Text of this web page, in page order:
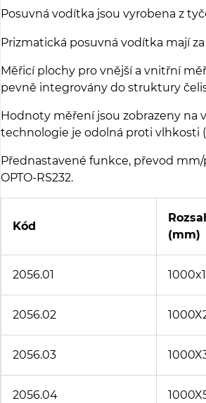
Posuvná vodítka jsou vyrobena z
Prizmatická posuvná vodítka mají
Měřicí plochy pro vnější a vnitřní
pevně integrovány do struktury
Hodnoty měření jsou zobrazeny
technologie je odolná proti vlhkosti
Přednastavené funkce, převod mm/
OPTO-RS232.
Kód
(mm)
2056.01
2056.02
2056.03
2056.04